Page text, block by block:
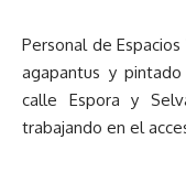
Personal de
agapantus y
calle Espora y
trabajando en el